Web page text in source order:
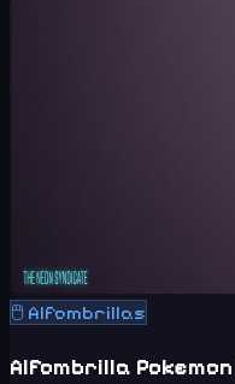
🖱️ Alfombrillas
Alfombrilla